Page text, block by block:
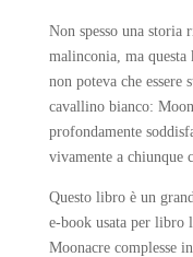
Non spesso una storia
malinconia, ma
non poteva che
cavallino bianco:
profondamente
vivamente a chiunque
Questo libro è un
e-book usata per libro
Moonacre complesse